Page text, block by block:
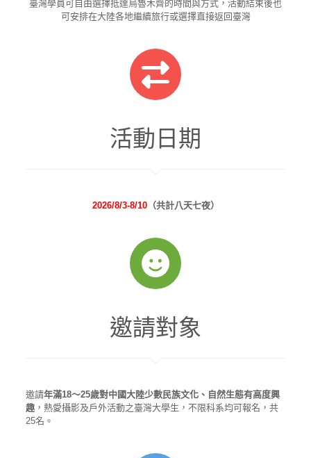
臺灣學員可自由選擇抵達烏魯木齊的時間與方式，活動結束後也
可安排在大陸各地繼續旅行或選擇直接返回臺灣
活動日期
2026/8/3-8/10（共計八天七夜）
邀請對象
邀請年滿18～25歲對中國大陸少數民族文化、自然生態有高度興
趣，熱愛攝影及戶外活動之臺灣大學生，不限科系均可報名，共
25名。